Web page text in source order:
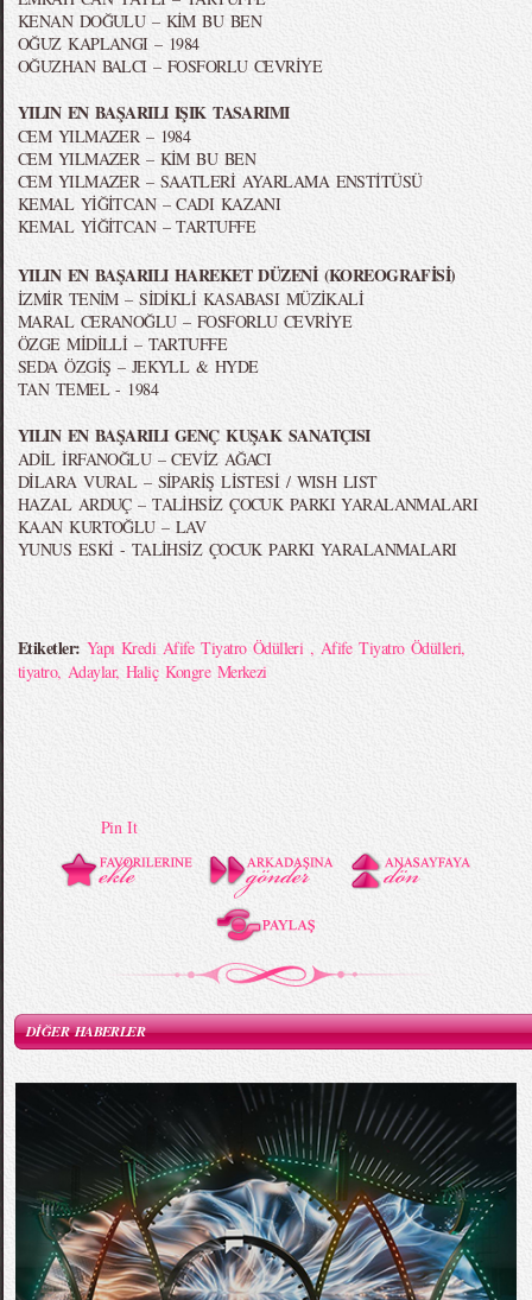
KENAN DOĞULU – KİM BU BEN
OĞUZ KAPLANGI – 1984
OĞUZHAN BALCI – FOSFORLU CEVRİYE
YILIN EN BAŞARILI IŞIK TASARIMI
CEM YILMAZER – 1984
CEM YILMAZER – KİM BU BEN
CEM YILMAZER – SAATLERİ AYARLAMA ENSTİTÜSÜ
KEMAL YİĞİTCAN – CADI KAZANI
KEMAL YİĞİTCAN – TARTUFFE
YILIN EN BAŞARILI HAREKET DÜZENİ (KOREOGRAFİSİ)
İZMİR TENİM – SİDİKLİ KASABASI MÜZİKALİ
MARAL CERANOĞLU – FOSFORLU CEVRİYE
ÖZGE MİDİLLİ – TARTUFFE
SEDA ÖZGİŞ – JEKYLL & HYDE
TAN TEMEL - 1984
YILIN EN BAŞARILI GENÇ KUŞAK SANATÇISI
ADİL İRFANOĞLU – CEVİZ AĞACI
DİLARA VURAL – SİPARİŞ LİSTESİ / WISH LIST
HAZAL ARDUÇ – TALİHSİZ ÇOCUK PARKI YARALANMALARI
KAAN KURTOĞLU – LAV
YUNUS ESKİ - TALİHSİZ ÇOCUK PARKI YARALANMALARI
Etiketler: Yapı Kredi Afife Tiyatro Ödülleri , Afife Tiyatro Ödülleri,
tiyatro, Adaylar, Haliç Kongre Merkezi
Pin It
DİĞER HABERLER